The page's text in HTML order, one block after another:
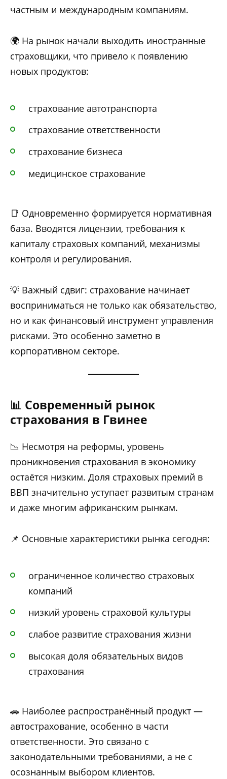
частным и международным компаниям.
🌍 На рынок начали выходить иностранные
страховщики, что привело к появлению
новых продуктов:
страхование автотранспорта
страхование ответственности
страхование бизнеса
медицинское страхование
📑 Одновременно формируется нормативная
база. Вводятся лицензии, требования к
капиталу страховых компаний, механизмы
контроля и регулирования.
💡 Важный сдвиг: страхование начинает
восприниматься не только как обязательство,
но и как финансовый инструмент управления
рисками. Это особенно заметно в
корпоративном секторе.
📊 Современный рынок
страхования в Гвинее
📉 Несмотря на реформы, уровень
проникновения страхования в экономику
остаётся низким. Доля страховых премий в
ВВП значительно уступает развитым странам
и даже многим африканским рынкам.
📌 Основные характеристики рынка сегодня:
ограниченное количество страховых
компаний
низкий уровень страховой культуры
слабое развитие страхования жизни
высокая доля обязательных видов
страхования
🚗 Наиболее распространённый продукт —
автострахование, особенно в части
ответственности. Это связано с
законодательными требованиями, а не с
осознанным выбором клиентов.